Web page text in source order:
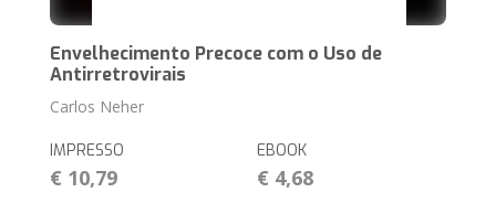
Envelhecimento Precoce com o Uso de
Antirretrovirais
Carlos Neher
IMPRESSO
€ 10,79
EBOOK
€ 4,68